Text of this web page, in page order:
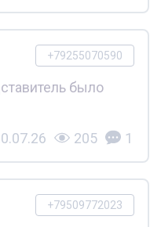
+79255070590
было
205 1
+79509772023